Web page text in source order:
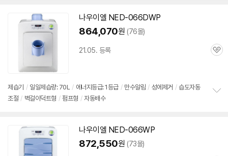
나우이엘 NED-066DWP
864,070원 (76몰)
21.05. 등록
관
제습기 / 일일제습량: 70L / 에너지등급: 1등급 / 만수알림 / 성에제거 / 습도자동
조절 / 벽걸이덕트형 / 펌프형 / 자동배수
나우이엘 NED-066WP
872,550원 (73몰)